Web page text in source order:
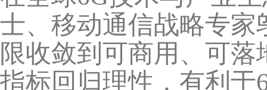
士、移动通信战略专家
限收敛到可商用、可
指标回归理性，有利于